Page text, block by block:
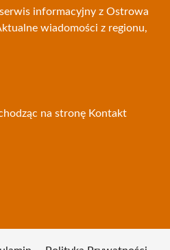
informacyjny z Ostrowa
wiadomości z regionu,
na stronę Kontakt